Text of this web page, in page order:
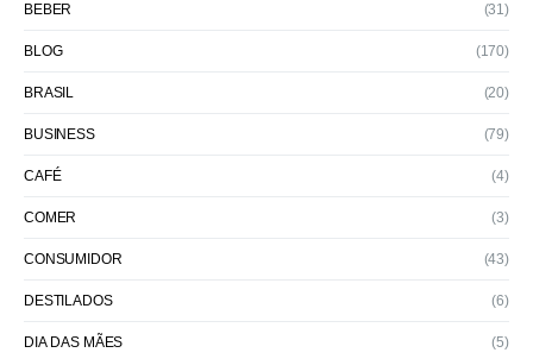
BEBER (31)
BLOG (170)
BRASIL (20)
BUSINESS (79)
CAFÉ (4)
COMER (3)
CONSUMIDOR (43)
DESTILADOS (6)
DIA DAS MÃES (5)